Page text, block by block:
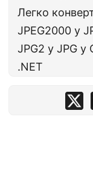
Легко
JPEG2000 у
JPG2 у JPG у
.NET